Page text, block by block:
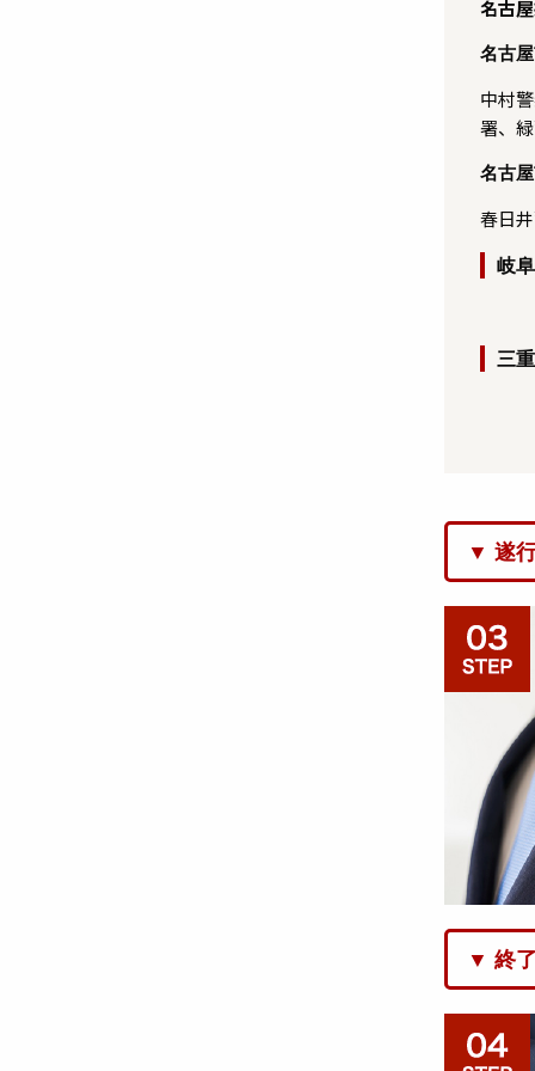
名古
名古
中村
署、
名古
春日
岐
三
▼ 遂
▼ 終